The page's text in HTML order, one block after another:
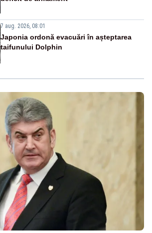
7 aug. 2026, 08:01
Japonia ordonă evacuări în așteptarea
taifunului Dolphin